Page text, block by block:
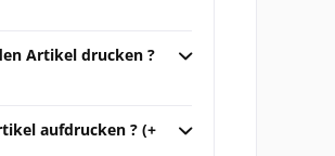
Artikel drucken ?
aufdrucken ? (+